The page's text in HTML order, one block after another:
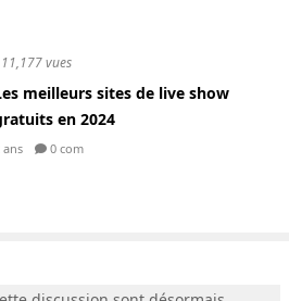
vues
meilleurs sites de live show
en 2024
ans 0 com